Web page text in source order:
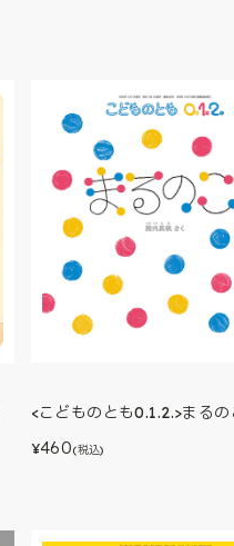
<こどものとも0.1.2.>まるの
¥460(税込)